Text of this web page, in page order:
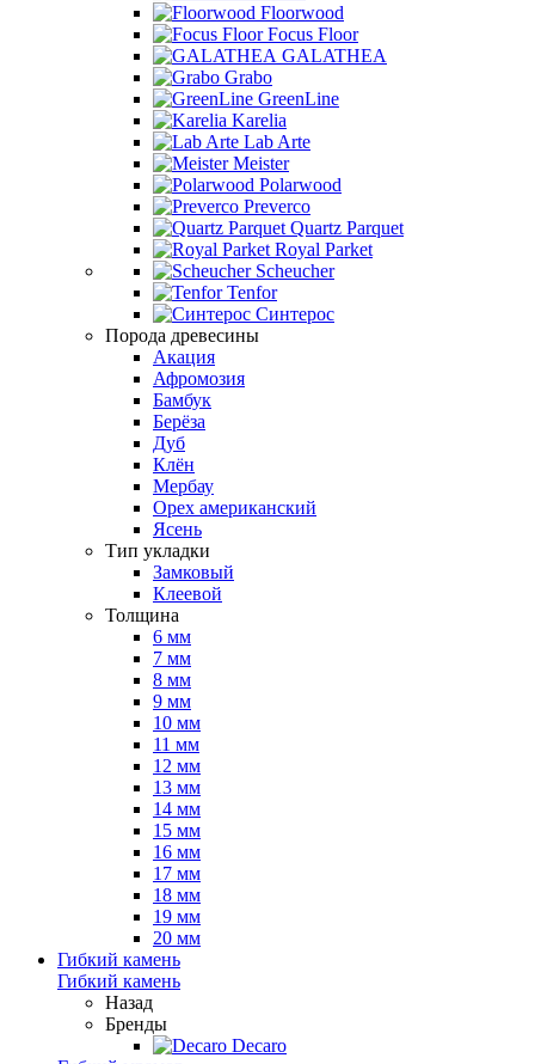
Floorwood
Focus Floor
GALATHEA
Grabo
GreenLine
Karelia
Lab Arte
Meister
Polarwood
Preverco
Quartz Parquet
Royal Parket
Scheucher
Tenfor
Синтерос
Порода древесины
Акация
Афромозия
Бамбук
Берёза
Дуб
Клён
Мербау
Орех американский
Ясень
Тип укладки
Замковый
Клеевой
Толщина
6 мм
7 мм
8 мм
9 мм
10 мм
11 мм
12 мм
13 мм
14 мм
15 мм
16 мм
17 мм
18 мм
19 мм
20 мм
Гибкий камень
Гибкий камень
Назад
Бренды
Decaro